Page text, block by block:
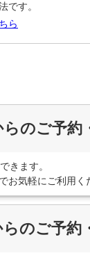
です。
ら
のご予約
きます。
お気軽にご利用く
のご予約